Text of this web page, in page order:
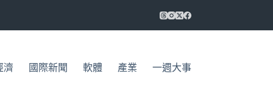
濟 國際新聞 軟體 產業 一週大事